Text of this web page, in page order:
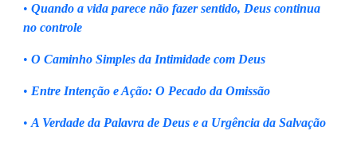
• Quando a vida parece não fazer sentido, Deus continua
no controle
• O Caminho Simples da Intimidade com Deus
• Entre Intenção e Ação: O Pecado da Omissão
• A Verdade da Palavra de Deus e a Urgência da Salvação